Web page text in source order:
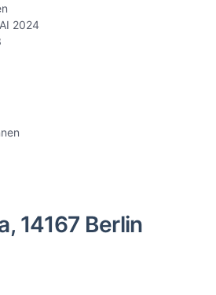
2024
14167 Berlin